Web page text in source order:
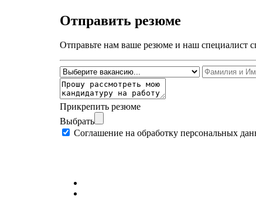
Отправить резюме
Отправьте нам ваше резюме и наш специалист
Прикрепить резюме
Выбрать
Соглашение на обработку персональных